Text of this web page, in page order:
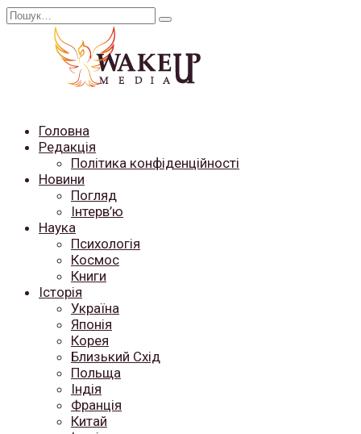
Перейти
Search
Головна
Редакція
Політика конфіденційності
Новини
Погляд
Інтерв’ю
Наука
Психологія
Космос
Книги
Історія
Україна
Японія
Корея
Близький Схід
Польща
Індія
Франція
Китай